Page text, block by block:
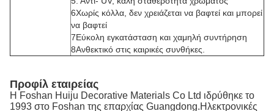
6Χωρίς κόλλα, δεν χρειάζεται να βαφτεί και μπορεί
να βαφτεί
7Εύκολη εγκατάσταση και χαμηλή συντήρηση
8Ανθεκτικό στις καιρικές συνθήκες.
Προφίλ εταιρείας
Η Foshan Huiju Decorative Materials Co Ltd ιδρύθηκε το
1993 στο Foshan της επαρχίας Guangdong.Ηλεκτρονικές